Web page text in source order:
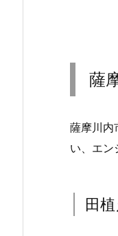
薩
薩摩川内
い、エン
田